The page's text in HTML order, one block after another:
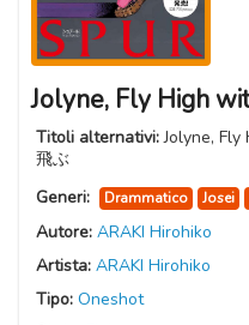
Jolyne, Fly High
Titoli alternativi:Jolyne, Fly
飛ぶ
Generi:
Drammatico Josei
Autore: ARAKI Hirohiko
Artista: ARAKI Hirohiko
Tipo: Oneshot